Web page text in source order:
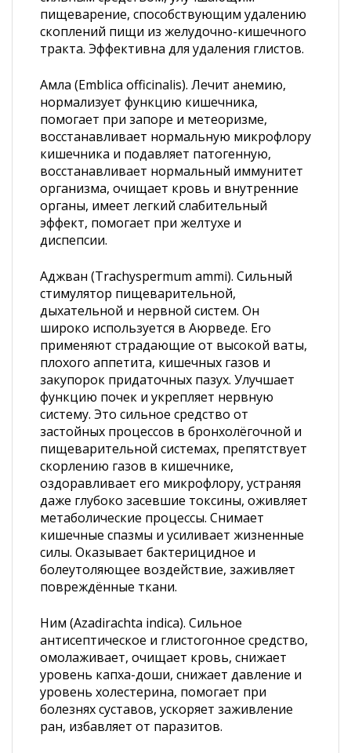
пищеварение, способствующим удалению
скоплений пищи из желудочно-кишечного
тракта. Эффективна для удаления глистов.
Амла (Emblica officinalis). Лечит анемию,
нормализует функцию кишечника,
помогает при запоре и метеоризме,
восстанавливает нормальную микрофлору
кишечника и подавляет патогенную,
восстанавливает нормальный иммунитет
организма, очищает кровь и внутренние
органы, имеет легкий слабительный
эффект, помогает при желтухе и
диспепсии.
Аджван (Trachyspermum ammi). Сильный
стимулятор пищеварительной,
дыхательной и нервной систем. Он
широко используется в Аюрведе. Его
применяют страдающие от высокой ваты,
плохого аппетита, кишечных газов и
закупорок придаточных пазух. Улучшает
функцию почек и укрепляет нервную
систему. Это сильное средство от
застойных процессов в бронхолёгочной и
пищеварительной системах, препятствует
скорлению газов в кишечнике,
оздоравливает его микрофлору, устраняя
даже глубоко засевшие токсины, оживляет
метаболические процессы. Снимает
кишечные спазмы и усиливает жизненные
силы. Оказывает бактерицидное и
болеутоляющее воздействие, заживляет
повреждённые ткани.
Ним (Azadirachta indica). Сильное
антисептическое и глистогонное средство,
омолаживает, очищает кровь, снижает
уровень капха-доши, снижает давление и
уровень холестерина, помогает при
болезнях суставов, ускоряет заживление
ран, избавляет от паразитов.